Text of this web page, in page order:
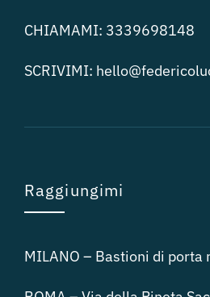
CHIAMAMI: 3339698148
SCRIVIMI:
Raggiungimi
MILANO – Bastioni di porta